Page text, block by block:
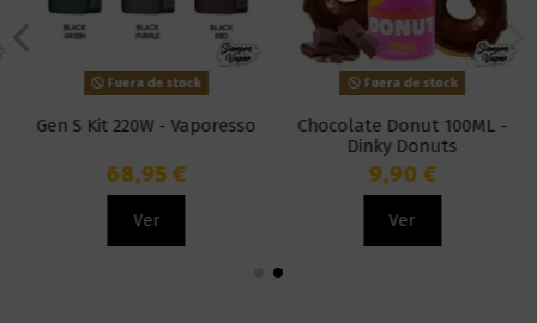
Fuera de stock
Gen S Kit 220W - Vaporesso
68,95 €
Ver
Fuera de stock
Chocolate Donut 100ML -
Dinky Donuts
9,90 €
Ver